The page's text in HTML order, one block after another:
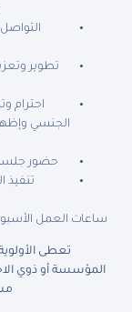
تطوير
احترام
الجنسي
حضور
تنفيذ
ساعات العمل
تعطى
المؤسسة أو ذوي